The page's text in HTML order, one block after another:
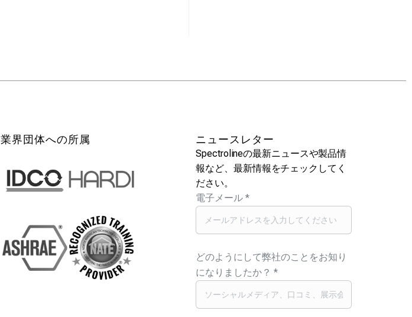
業界団体への所属 ニュースレター
Spectrolineの最新ニュースや製品情
報など、最新情報をチェックしてく
ださい。
電子メール*
どのようにして弊社のことをお知り
になりましたか？*